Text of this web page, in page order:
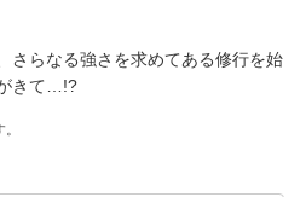
さらなる強さを求めてある修行を始
きて…!?